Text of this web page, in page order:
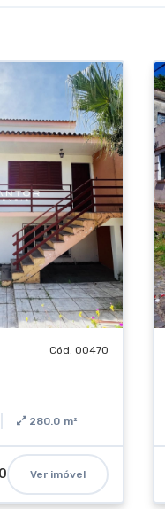
Cód. 00470
280.0 m²
Ver imóvel